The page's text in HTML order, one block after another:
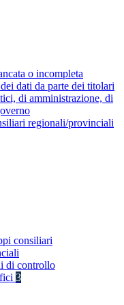
o incompleta
dati da parte dei titolari
di amministrazione, di
regionali/provinciali
consiliari
di controllo
3